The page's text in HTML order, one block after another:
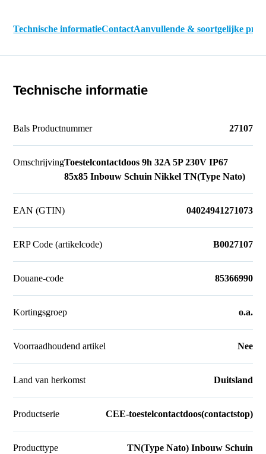
Technische informatieContactAanvullende & soortgelijke
Technische informatie
Bals Productnummer 27107
OmschrijvingToestelcontactdoos 9h 32A 5P 230V IP67
85x85 Inbouw Schuin Nikkel TN(Type Nato)
EAN (GTIN) 04024941271073
ERP Code (artikelcode) B0027107
Douane-code 85366990
Kortingsgroep o.a.
Voorraadhoudend artikel Nee
Land van herkomst Duitsland
Productserie CEE-toestelcontactdoos(contactstop)
Producttype TN(Type Nato) Inbouw Schuin